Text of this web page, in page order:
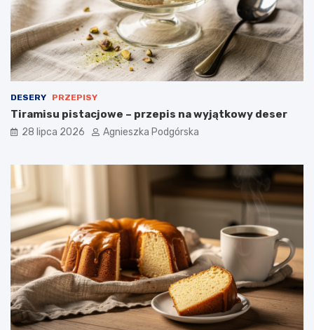
i
a
d
a
n
i
DESERY PRZEPISY
Tiramisu pistacjowe – przepis na wyjątkowy deser
28 lipca 2026 Agnieszka Podgórska